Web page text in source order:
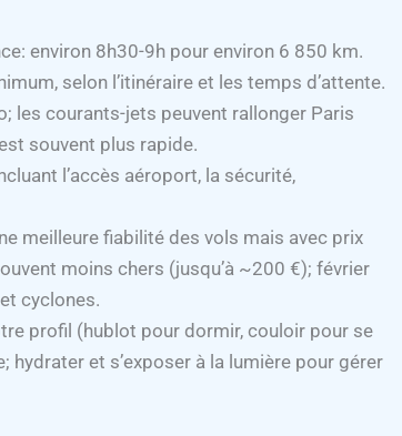
environ 8h30-9h pour environ 6 850 km.
selon l’itinéraire et les temps d’attente.
les courants-jets peuvent rallonger Paris
souvent plus rapide.
l’accès aéroport, la sécurité,
meilleure fiabilité des vols mais avec prix
moins chers (jusqu’à ~200 €); février
cyclones.
profil (hublot pour dormir, couloir pour se
et s’exposer à la lumière pour gérer